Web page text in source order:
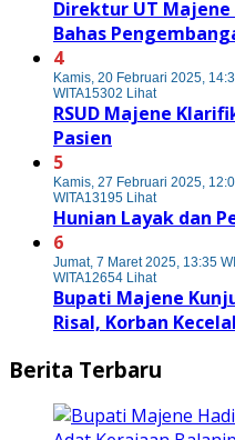
Direktur UT
Bahas
4
Kamis, 20 Februari 2025,
WITA15302 Lihat
RSUD Majene
Pasien
5
Kamis, 27 Februari 2025,
WITA13195 Lihat
Hunian Layak dan
6
Jumat, 7 Maret 2025, 13:35
WITA12654 Lihat
Bupati Majene
Risal, Korban
Berita Terbaru